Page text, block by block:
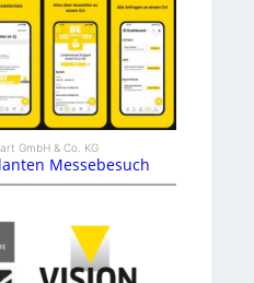
GmbH & Co. KG
Messebesuch